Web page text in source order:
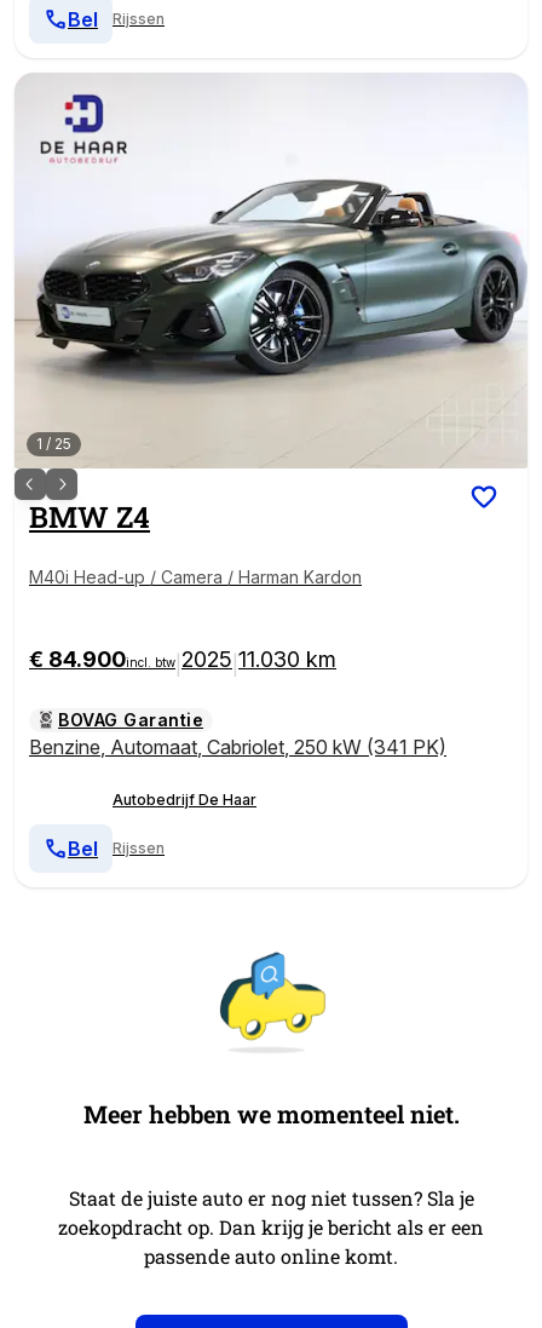
Rijssen
Bel
1 / 25
BMWZ4
M40i Head-up / Camera / Harman Kardon
€ 84.900incl. btw 2025 11.030 km
BOVAG Garantie
Benzine, Automaat, Cabriolet, 250 kW (341 PK)
Autobedrijf De Haar
Rijssen
Bel
Meer hebben we momenteel niet.
Staat de juiste auto er nog niet tussen? Sla je
zoekopdracht op. Dan krijg je bericht als er een
passende auto online komt.